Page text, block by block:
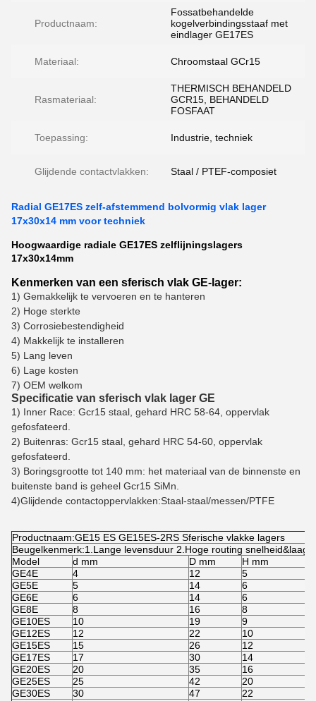
Productnaam:
Fossatbehandelde
kogelverbindingsstaaf met
eindlager GE17ES
Materiaal: Chroomstaal GCr15
Rasmateriaal:
THERMISCH BEHANDELD
GCR15, BEHANDELD
FOSFAAT
Toepassing: Industrie, techniek
Glijdende contactvlakken: Staal / PTEF-composiet
Radial GE17ES zelf-afstemmend bolvormig vlak lager
17x30x14 mm voor techniek
Hoogwaardige radiale GE17ES zelflijningslagers
17x30x14mm
Kenmerken van een sferisch vlak GE-lager:
1) Gemakkelijk te vervoeren en te hanteren
2) Hoge sterkte
3) Corrosiebestendigheid
4) Makkelijk te installeren
5) Lang leven
6) Lage kosten
7) OEM welkom
Specificatie van sferisch vlak lager GE
1) Inner Race: Gcr15 staal, gehard HRC 58-64, oppervlak
gefosfateerd.
2) Buitenras: Gcr15 staal, gehard HRC 54-60, oppervlak
gefosfateerd.
3) Boringsgrootte tot 140 mm: het materiaal van de binnenste en
buitenste band is geheel Gcr15 SiMn.
4)Glijdende contactoppervlakken:Staal-staal/messen/PTFE
Productnaam:GE15 ES GE15ES-2RS Sferische vlakke lagers
Beugelkenmerk:1.Lange levensduur 2.Hoge routing snelheid&laag
Model
d mm D mm
H mm
GE4E
4 12
5
GE5E
5 14
6
GE6E
6 14
6
GE8E
8 16
8
GE10ES
10 19
9
GE12ES
12 22
10
GE15ES
15 26
12
GE17ES
17 30
14
GE20ES
20 35
16
GE25ES
25 42
20
GE30ES
30 47
22